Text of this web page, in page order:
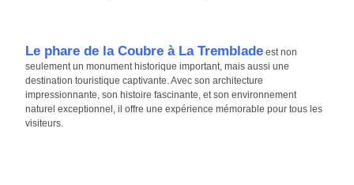
Le phare de la Coubre à La Tremblade est non
seulement un monument historique important, mais aussi une
destination touristique captivante. Avec son architecture
impressionnante, son histoire fascinante, et son environnement
naturel exceptionnel, il offre une expérience mémorable pour tous les
visiteurs.